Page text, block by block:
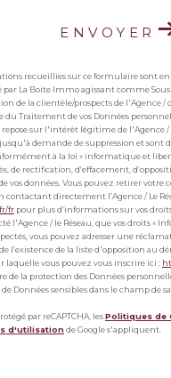
ENVOYER
recueillies sur ce formulaire sont
par La Boite Immo agissant comme
de la clientèle/prospects de l'Agence /
du Traitement de vos Données
sur l'intérêt légitime de l'Agence /
demande de suppression et sont
à la loi « informatique et
de rectification, d’effacement,
vos données. Vous pouvez retirer
contactant directement l’Agence / Le
fr pour plus d’informations sur vos
l'Agence / le Réseau, que vos droits «
vous pouvez adresser une
l’existence de la liste d'opposition au
laquelle vous pouvez vous inscrire ici :
de la protection des Données
Données sensibles dans le champ de
par reCAPTCHA, lesPolitiques de
d'utilisationde Google s'appliquent.